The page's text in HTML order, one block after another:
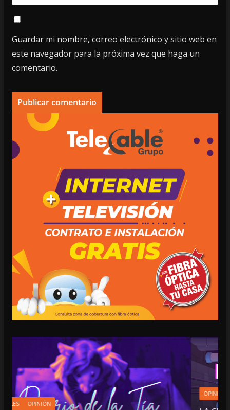
Guardar mi nombre, correo electrónico y sitio web en
este navegador para la próxima vez que haga un
comentario.
OPINIÓN